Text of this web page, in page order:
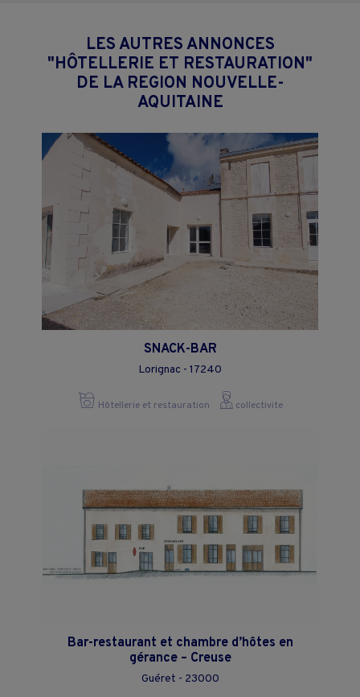
LES AUTRES ANNONCES
"HÔTELLERIE ET RESTAURATION"
DE LA REGION NOUVELLE-
AQUITAINE
SNACK-BAR
Lorignac - 17240
Hôtellerie et restauration collectivite
Bar-restaurant et chambre d’hôtes en
gérance – Creuse
Guéret - 23000